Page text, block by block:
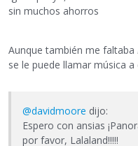
sin muchos ahorros
Aunque también me faltaba
se le puede llamar música a
@davidmoore dijo:
Espero con ansias
por favor, Lalaland!!!!!